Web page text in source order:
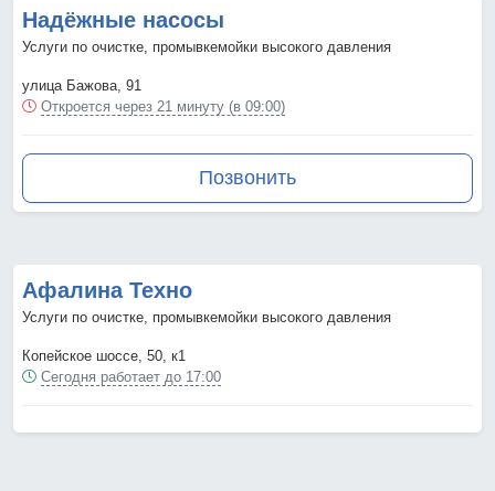
Надёжные насосы
Услуги по очистке, промывкемойки высокого давления
улица Бажова, 91
Откроется через 21 минуту (в 09:00)
Позвонить
Афалина Техно
Услуги по очистке, промывкемойки высокого давления
Копейское шоссе, 50, к1
Сегодня работает до 17:00